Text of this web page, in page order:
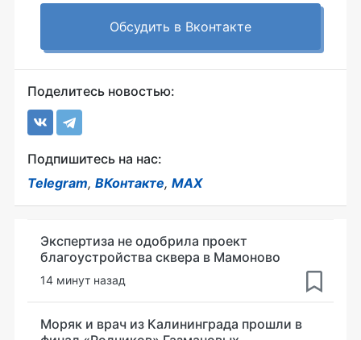
Обсудить в Вконтакте
Поделитесь новостью:
Подпишитесь на нас:
Telegram, ВКонтакте, MAX
Экспертиза не одобрила проект
благоустройства сквера в Мамоново
14 минут назад
Моряк и врач из Калининграда прошли в